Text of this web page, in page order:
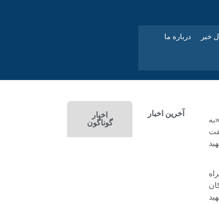
خبر درباره ما
آخرین اخبار
اخبار
گوناگون